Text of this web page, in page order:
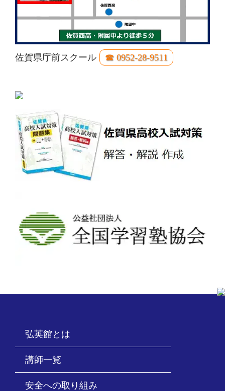
佐賀県庁前スクール ☎ 0952-28-9511
弘英館とは
講師一覧
安全への取り組み